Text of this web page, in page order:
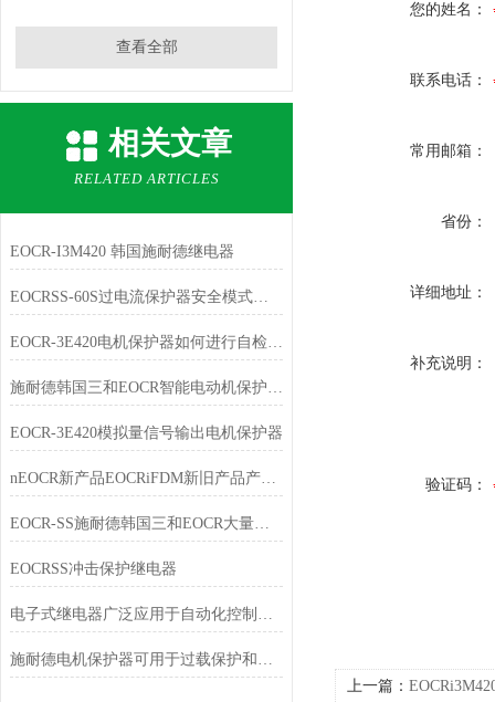
查看全部
相关文章
RELATED ARTICLES
EOCR-I3M420 韩国施耐德继电器
EOCRSS-60S过电流保护器安全模式选择
EOCR-3E420电机保护器如何进行自检和故障记录查询
施耐德韩国三和EOCR智能电动机保护器石油化工行业应用
EOCR-3E420模拟量信号输出电机保护器
nEOCR新产品EOCRiFDM新旧产品产品订购代码对应表
EOCR-SS施耐德韩国三和EOCR大量优惠销售中
EOCRSS冲击保护继电器
电子式继电器广泛应用于自动化控制电路中
施耐德电机保护器可用于过载保护和电流监控
您的姓名：
联系电话：
常用邮箱：
省份：
详细地址：
补充说明：
验证码：
上一篇：